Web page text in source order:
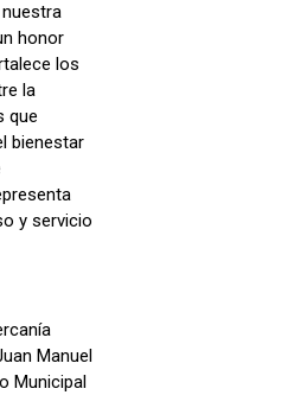
nuestra
honor
los
la
que
bienestar
y servicio
Manuel
Municipal